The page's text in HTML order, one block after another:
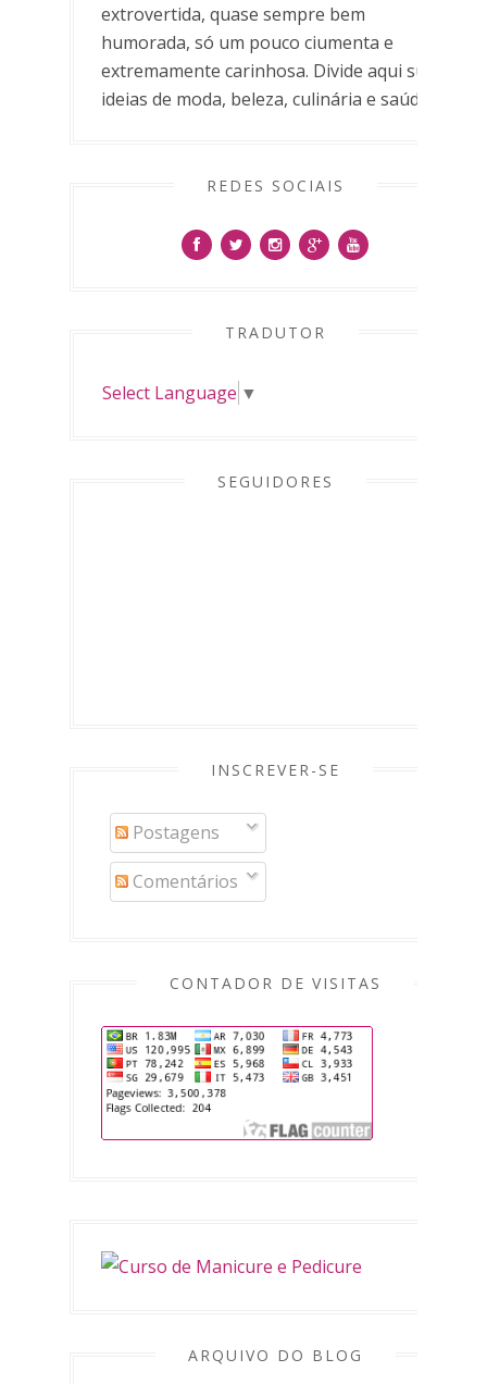
extrovertida, quase sempre bem
humorada, só um pouco ciumenta e
extremamente carinhosa. Divide aqui suas
ideias de moda, beleza, culinária e saúde.
REDES SOCIAIS
TRADUTOR
Select Language ▼
SEGUIDORES
INSCREVER-SE
Postagens
Comentários
CONTADOR DE VISITAS
ARQUIVO DO BLOG